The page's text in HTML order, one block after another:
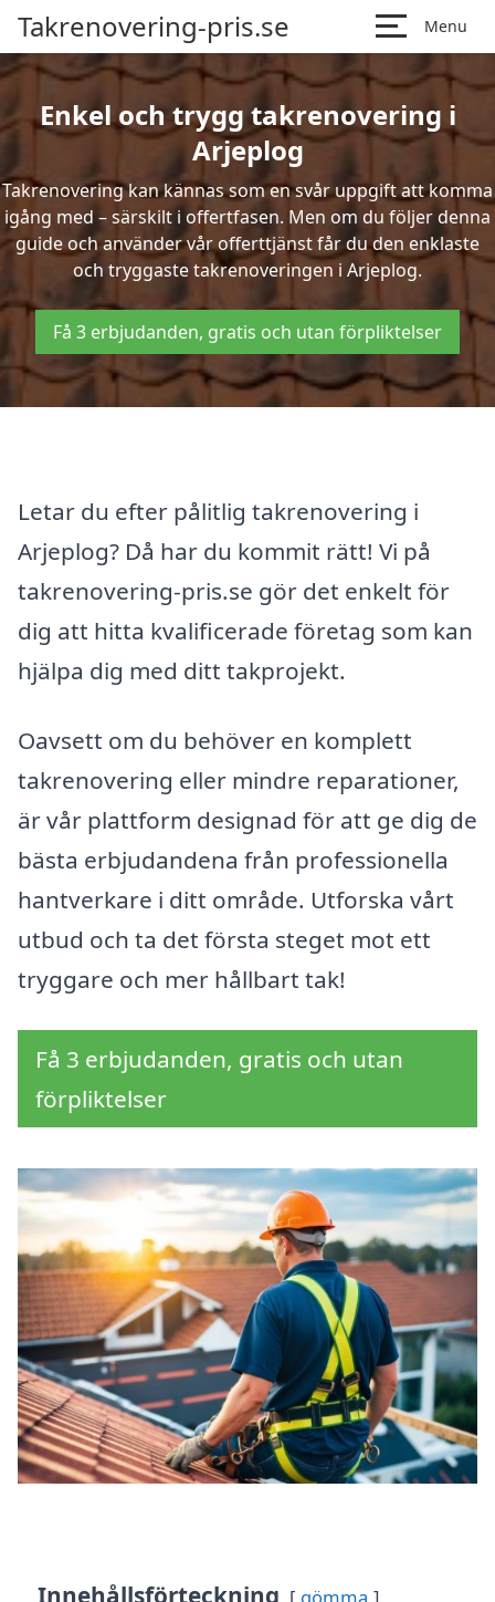
Takrenovering-pris.se Menu
Enkel och trygg takrenovering i
Arjeplog
Takrenovering kan kännas som en svår uppgift att komma
igång med – särskilt i offertfasen. Men om du följer denna
guide och använder vår offerttjänst får du den enklaste
och tryggaste takrenoveringen i Arjeplog.
Få 3 erbjudanden, gratis och utan förpliktelser
Letar du efter pålitlig takrenovering i
Arjeplog? Då har du kommit rätt! Vi på
takrenovering-pris.se gör det enkelt för
dig att hitta kvalificerade företag som kan
hjälpa dig med ditt takprojekt.
Oavsett om du behöver en komplett
takrenovering eller mindre reparationer,
är vår plattform designad för att ge dig de
bästa erbjudandena från professionella
hantverkare i ditt område. Utforska vårt
utbud och ta det första steget mot ett
tryggare och mer hållbart tak!
Få 3 erbjudanden, gratis och utan
förpliktelser
Innehållsförteckning